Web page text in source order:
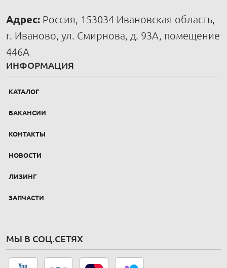
Адрес: Россия, 153034 Ивановская область,
г. Иваново, ул. Смирнова, д. 93А, помещение
446А
ИНФОРМАЦИЯ
КАТАЛОГ
ВАКАНСИИ
КОНТАКТЫ
НОВОСТИ
ЛИЗИНГ
ЗАПЧАСТИ
МЫ В СОЦ.СЕТЯХ